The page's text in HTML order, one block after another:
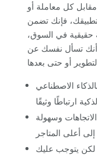
كل معاملة أو
فإنك تضمن
حقيقية في السوق،
تسأل نفسك عن
الاصطناعي
وسهولة
لكن يتوجب عليك